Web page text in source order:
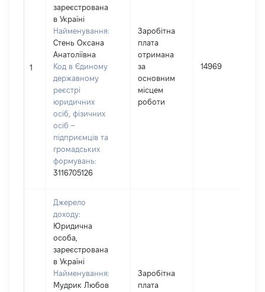
1
зареєстрована
в Україні
Найменування:
Стень Оксана
Анатоліївна
Код в Єдиному
державному
реєстрі
юридичних
осіб, фізичних
осіб –
підприємців та
громадських
формувань:
3116705126
Заробітна
плата
отримана
за
основним
місцем
роботи
14969
Джерело
доходу:
Юридична
особа,
зареєстрована
в Україні
Найменування:
Мудрик Любов
Заробітна
плата